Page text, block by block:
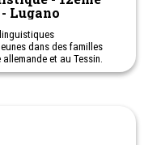
Lugano
dans des familles
et au Tessin.
pour des jeunes de 13-17